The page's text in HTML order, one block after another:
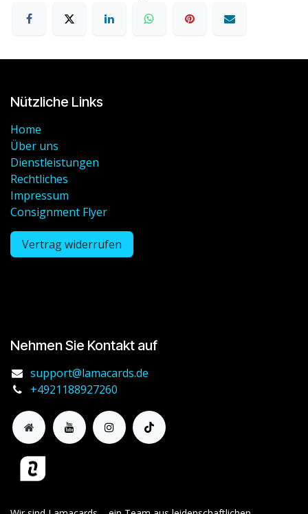
Nützliche Links
Home
Über uns
Dienstleistungen
Rechtliches
Impressum
Consignment Flyer
Vertrag widerrufen
Nehmen Sie Kontakt auf
support@lamacards.de
+4921188927260